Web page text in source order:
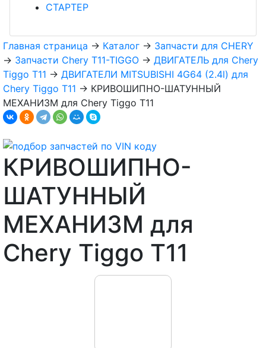
СТАРТЕР
Главная страница → Каталог → Запчасти для CHERY
→ Запчасти Chery T11-TIGGO → ДВИГАТЕЛЬ для Chery
Tiggo T11 → ДВИГАТЕЛИ MITSUBISHI 4G64 (2.4l) для
Chery Tiggo T11 → КРИВОШИПНО-ШАТУННЫЙ
МЕХАНИЗМ для Chery Tiggo T11
КРИВОШИПНО-
ШАТУННЫЙ
МЕХАНИЗМ для
Chery Tiggo T11